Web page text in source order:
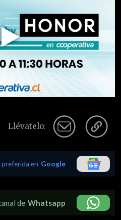
Llévatelo:
en Google
de Whatsapp